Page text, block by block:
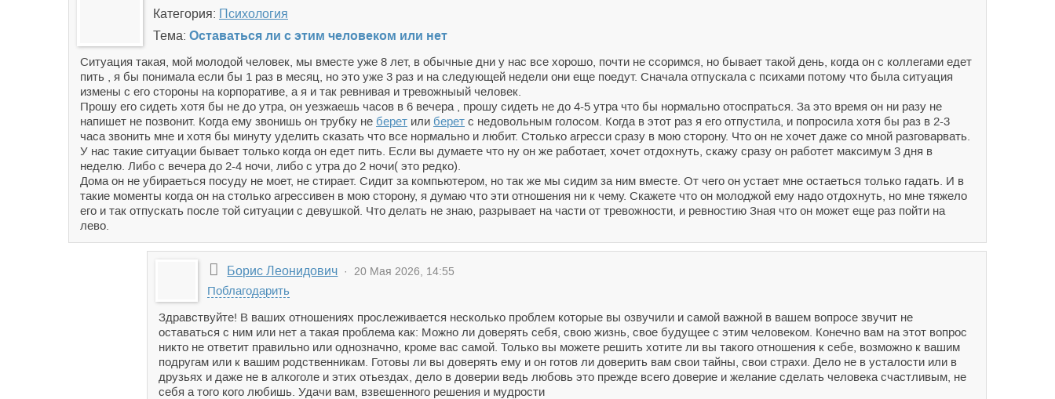
Категория: Психология
Тема: Оставаться ли с этим человеком или нет
Ситуация такая, мой молодой человек, мы вместе уже 8 лет, в обычные дни у нас все хорошо, почти не ссоримся, но бывает такой день, когда он с коллегами едет
пить , я бы понимала если бы 1 раз в месяц, но это уже 3 раз и на следующей недели они еще поедут. Сначала отпускала с психами потому что была ситуация
измены с его стороны на корпоративе, а я и так ревнивая и тревожныый человек.
Прошу его сидеть хотя бы не до утра, он уезжаешь часов в 6 вечера , прошу сидеть не до 4-5 утра что бы нормально отоспраться. За это время он ни разу не
напишет не позвонит. Когда ему звонишь он трубку не берет или берет с недовольным голосом. Когда в этот раз я его отпустила, и попросила хотя бы раз в 2-3
часа звонить мне и хотя бы минуту уделить сказать что все нормально и любит. Столько агресси сразу в мою сторону. Что он не хочет даже со мной разговарвать.
У нас такие ситуации бывает только когда он едет пить. Если вы думаете что ну он же работает, хочет отдохнуть, скажу сразу он работет максимум 3 дня в
неделю. Либо с вечера до 2-4 ночи, либо с утра до 2 ночи( это редко).
Дома он не убираеться посуду не моет, не стирает. Сидит за компьютером, но так же мы сидим за ним вместе. От чего он устает мне остаеться только гадать. И в
такие моменты когда он на столько агрессивен в мою сторону, я думаю что эти отношения ни к чему. Скажете что он молоджой ему надо отдохнуть, но мне тяжело
его и так отпускать после той ситуации с девушкой. Что делать не знаю, разрывает на части от тревожности, и ревностию Зная что он может еще раз пойти на
лево.
Борис Леонидович · 20 Мая 2026, 14:55
Поблагодарить
Здравствуйте! В ваших отношениях прослеживается несколько проблем которые вы озвучили и самой важной в вашем вопросе звучит не
оставаться с ним или нет а такая проблема как: Можно ли доверять себя, свою жизнь, свое будущее с этим человеком. Конечно вам на этот вопрос
никто не ответит правильно или однозначно, кроме вас самой. Только вы можете решить хотите ли вы такого отношения к себе, возможно к вашим
подругам или к вашим родственникам. Готовы ли вы доверять ему и он готов ли доверить вам свои тайны, свои страхи. Дело не в усталости или в
друзьях и даже не в алкоголе и этих отьездах, дело в доверии ведь любовь это прежде всего доверие и желание сделать человека счастливым, не
себя а того кого любишь. Удачи вам, взвешенного решения и мудрости